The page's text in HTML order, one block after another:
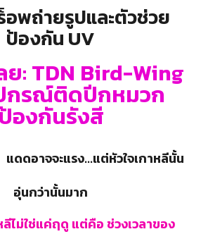
อพถ่ายรูปและตัวช่วย
ป้องกัน UV
ย: TDN Bird-Wing
กรณ์ติดปีกหมวก
ป้องกันรังสี
อาจจะแรง...แต่หัวใจเกาหลีนั้น
อุ่นกว่านั้นมาก
ไม่ใช่แค่ฤดู แต่คือ ช่วงเวลาของ